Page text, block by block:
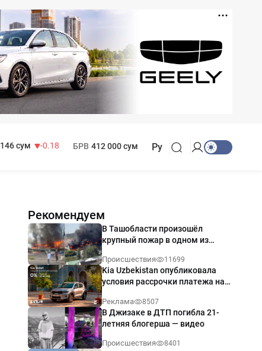
146 сум
-0.18
БРВ 412 000 сум Ру
Рекомендуем
В Ташобласти произошёл
крупный пожар в одном из
Происшествия 11699
Kia Uzbekistan опубликовала
условия рассрочки платежа на
годовых
Реклама 8507
В Джизаке в ДТП погибла 21-
летняя блогерша — видео
Происшествия 8401